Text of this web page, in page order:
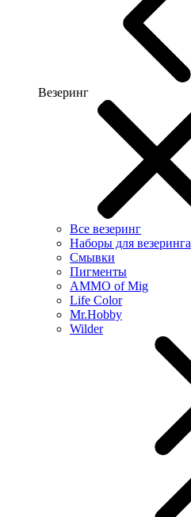
Везеринг
Все везеринг
Наборы для везеринга
Смывки
Пигменты
AMMO of Mig
Life Color
Mr.Hobby
Wilder